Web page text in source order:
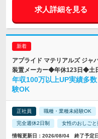
求人詳細を見る
アプライド マテリアルズ ジャ
装置メーカー◆年休123日◆土
年収100万以上UP実績多
験OK
正社員 職種・業種未経験OK
完全週休2日制 女性のおしごと
情報更新日：2026/08/04 終了予定